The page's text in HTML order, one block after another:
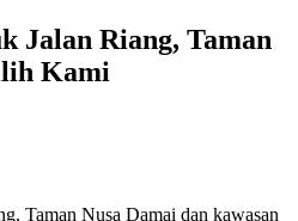
Jalan Riang, Taman
Kami
Taman Nusa Damai dan kawasan